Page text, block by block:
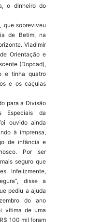
o dinheiro do
que sobreviveu
de Betim, na
Vladimir
Orientação e
(Dopcad),
e tinha quatro
e os caçulas
para a Divisão
Especiais da
ouvido ainda
à imprensa,
de infância e
Por ser
seguro que
Infelizmente,
disse a
pediu a ajuda
do ano
vítima de uma
100 mil foram